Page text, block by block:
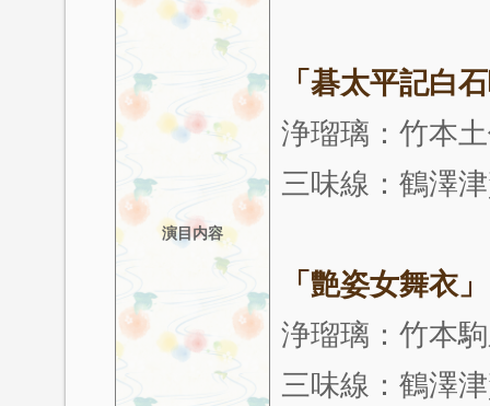
演目内容
「碁太平記白
浄瑠璃：竹本
三味線：鶴澤
「艶姿女舞衣
浄瑠璃：竹本
三味線：鶴澤